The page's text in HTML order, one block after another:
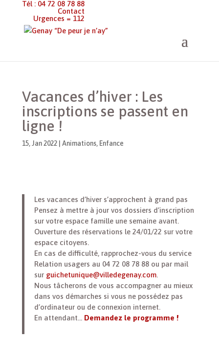
Tél : 04 72 08 78 88
Contact
Urgences = 112
Vacances d’hiver : Les
Vacances d’hiver : Les
inscriptions se passent en
ligne !
15, Jan 2022| Animations, Enfance
Les vacances d’hiver s’approchent à grand pas
Pensez à mettre à jour vos dossiers d’inscription
sur votre espace famille une semaine avant.
Ouverture des réservations le 24/01/22 sur votre
espace citoyens.
En cas de difficulté, rapprochez-vous du service
Relation usagers au 04 72 08 78 88 ou par mail
sur guichetunique@villedegenay.com.
Nous tâcherons de vous accompagner au mieux
dans vos démarches si vous ne possédez pas
d’ordinateur ou de connexion internet.
En attendant… Demandez le programme !